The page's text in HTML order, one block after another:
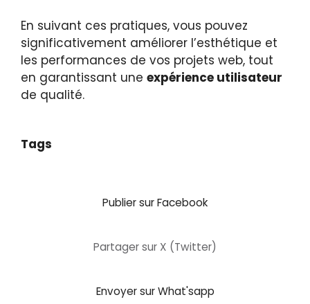
En suivant ces pratiques, vous pouvez
significativement améliorer l’esthétique et
les performances de vos projets web, tout
en garantissant une expérience utilisateur
de qualité.
Tags
Publier sur Facebook
Partager sur X (Twitter)
Envoyer sur What'sapp